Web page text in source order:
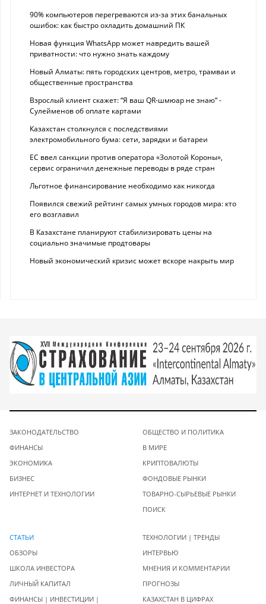
90% компьютеров перегреваются из-за этих банальных
ошибок: как быстро охладить домашний ПК
Новая функция WhatsApp может навредить вашей
приватности: что нужно знать каждому
Новый Алматы: пять городских центров, метро, трамваи и
общественные пространства
Взрослый клиент скажет: “Я ваш QR-шмюар не знаю“ -
Сулейменов об оплате картами
Казахстан столкнулся с последствиями
электромобильного бума: сети, зарядки и батареи
ЕС ввел санкции против оператора «Золотой Короны»,
сервис ограничил денежные переводы в ряде стран
Льготное финансирование необходимо как никогда
Появился свежий рейтинг самых умных городов мира: кто
его возглавил
В Казахстане планируют стабилизировать цены на
социально значимые продтовары
Новый экономический кризис может вскоре накрыть мир
ЗАКОНОДАТЕЛЬСТВО
ФИНАНСЫ
ЭКОНОМИКА
БИЗНЕС
ИНТЕРНЕТ И ТЕХНОЛОГИИ
ОБЩЕСТВО И ПОЛИТИКА
В МИРЕ
КРИПТОВАЛЮТЫ
ФОНДОВЫЕ РЫНКИ
ТОВАРНО-СЫРЬЕВЫЕ РЫНКИ
ПОИСК
СТАТЬИ
ОБЗОРЫ
ШКОЛА ИНВЕСТОРА
ЛИЧНЫЙ КАПИТАЛ
ФИНАНСЫ | ИНВЕСТИЦИИ |
ТЕХНОЛОГИИ | ТРЕНДЫ
ИНТЕРВЬЮ
МНЕНИЯ И КОММЕНТАРИИ
ПРОГНОЗЫ
КАЗАХСТАН В ЦИФРАХ